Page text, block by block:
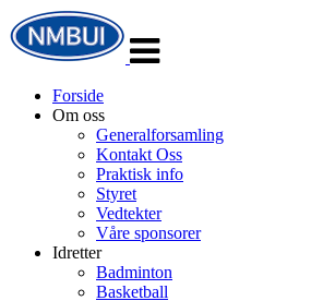
navigasjon
Forside
Om oss
Generalforsamling
Kontakt Oss
Praktisk info
Styret
Vedtekter
Våre sponsorer
Idretter
Badminton
Basketball